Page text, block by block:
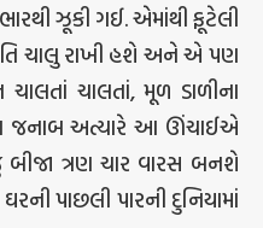
ઝૂકી ગઈ. એમાંથી ફૂટેલી
ચાલુ રાખી હશે અને એ પણ
ચાલતાં, મૂળ ડાળીના
જનાબ અત્યારે આ ઊંચાઈએ
ત્રણ ચાર વારસ બનશે
પાછલી પારની દુનિયામાં